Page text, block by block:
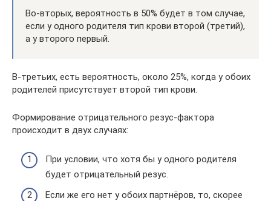
Во-вторых, вероятность в 50% будет в том случае,
если у одного родителя тип крови второй (третий),
а у второго первый.
В-третьих, есть вероятность, около 25%, когда у обоих
родителей присутствует второй тип крови.
Формирование отрицательного резус-фактора
происходит в двух случаях:
При условии, что хотя бы у одного родителя
будет отрицательный резус.
Если же его нет у обоих партнёров, то, скорее